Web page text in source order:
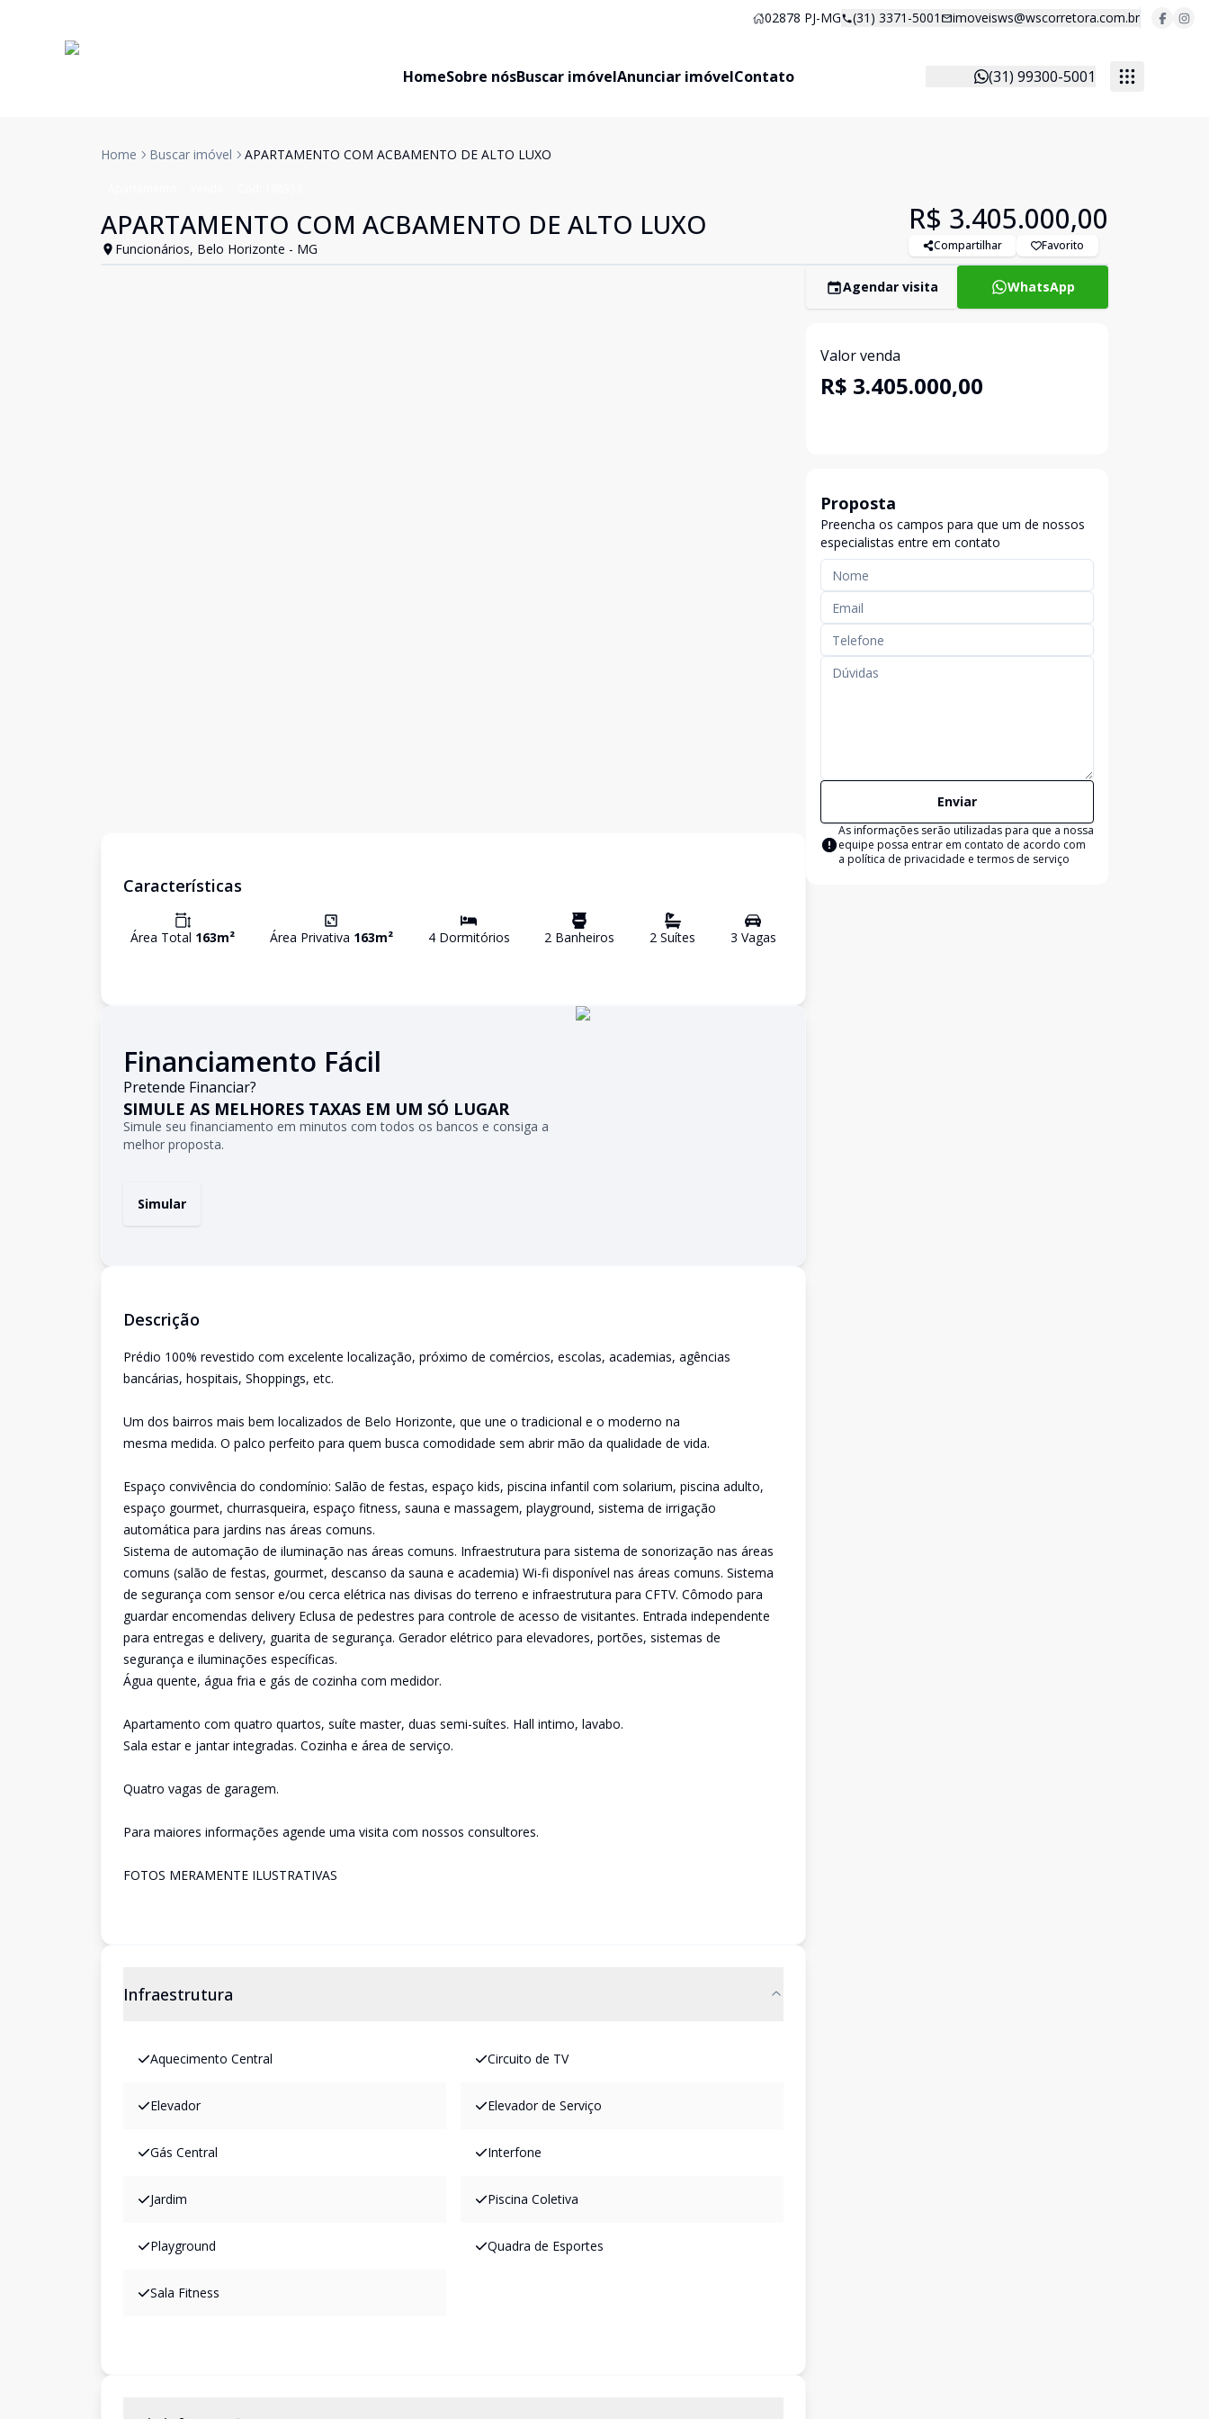
02878 PJ-MG (31) 3371-5001 imoveisws@wscorretora.com.br
HomeSobre nósBuscar imóvelAnunciar imóvelContato (31) 99300-5001
Home Buscar imóvel APARTAMENTO COM ACBAMENTO DE ALTO LUXO
APARTAMENTO COM ACBAMENTO DE ALTO LUXO
Funcionários, Belo Horizonte - MG
R$ 3.405.000,00
Compartilhar Favorito
Características
Área Total 163m² Área Privativa 163m² 4Dormitórios 2 Banheiros 2 Suítes 3 Vagas
Financiamento Fácil
Pretende Financiar?
SIMULE AS MELHORES TAXAS EM UM SÓ LUGAR
Simule seu financiamento em minutos com todos os bancos e consiga a
melhor proposta.
Simular
Descrição
Prédio 100% revestido com excelente localização, próximo de comércios, escolas, academias, agências
bancárias, hospitais, Shoppings, etc.
Um dos bairros mais bem localizados de Belo Horizonte, que une o tradicional e o moderno na
mesma medida. O palco perfeito para quem busca comodidade sem abrir mão da qualidade de vida.
Espaço convivência do condomínio: Salão de festas, espaço kids, piscina infantil com solarium, piscina adulto,
espaço gourmet, churrasqueira, espaço fitness, sauna e massagem, playground, sistema de irrigação
automática para jardins nas áreas comuns.
Sistema de automação de iluminação nas áreas comuns. Infraestrutura para sistema de sonorização nas áreas
comuns (salão de festas, gourmet, descanso da sauna e academia) Wi-fi disponível nas áreas comuns. Sistema
de segurança com sensor e/ou cerca elétrica nas divisas do terreno e infraestrutura para CFTV. Cômodo para
guardar encomendas delivery Eclusa de pedestres para controle de acesso de visitantes. Entrada independente
para entregas e delivery, guarita de segurança. Gerador elétrico para elevadores, portões, sistemas de
segurança e iluminações específicas.
Água quente, água fria e gás de cozinha com medidor.
Apartamento com quatro quartos, suíte master, duas semi-suítes. Hall intimo, lavabo.
Sala estar e jantar integradas. Cozinha e área de serviço.
Quatro vagas de garagem.
Para maiores informações agende uma visita com nossos consultores.
FOTOS MERAMENTE ILUSTRATIVAS
Infraestrutura
Aquecimento Central Circuito de TV
Elevador Elevador de Serviço
Gás Central Interfone
Jardim Piscina Coletiva
Playground Quadra de Esportes
Sala Fitness
Agendar visita WhatsApp
Valor venda
R$ 3.405.000,00
Proposta
Preencha os campos para que um de nossos
especialistas entre em contato
Enviar
As informações serão utilizadas para que a nossa
equipe possa entrar em contato de acordo com
a política de privacidade e termos de serviço